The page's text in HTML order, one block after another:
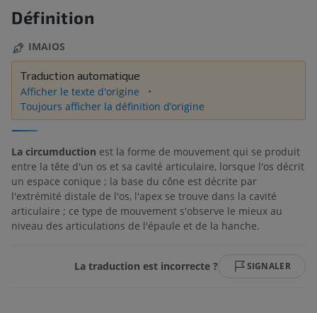
Définition
IMAIOS
Traduction automatique
Afficher le texte d'origine
Toujours afficher la définition d’origine
La circumduction est la forme de mouvement qui se produit
entre la tête d'un os et sa cavité articulaire, lorsque l'os décrit
un espace conique ; la base du cône est décrite par
l'extrémité distale de l'os, l'apex se trouve dans la cavité
articulaire ; ce type de mouvement s'observe le mieux au
niveau des articulations de l'épaule et de la hanche.
La traduction est incorrecte ? SIGNALER